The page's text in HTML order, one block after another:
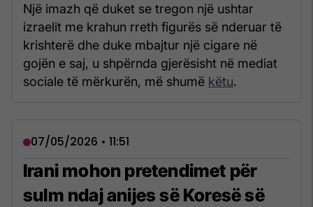
Një imazh që duket se tregon një ushtar
izraelit me krahun rreth figurës së nderuar të
krishterë dhe duke mbajtur një cigare në
gojën e saj, u shpërnda gjerësisht në mediat
sociale të mërkurën, më shumë këtu.
07/05/2026 • 11:51
Irani mohon pretendimet për
sulm ndaj anijes së Koresë së